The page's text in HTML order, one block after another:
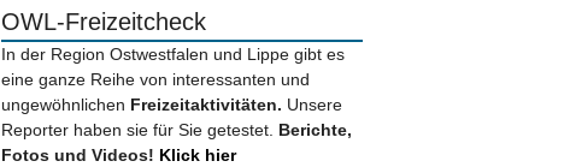
OWL-Freizeitcheck
In der Region Ostwestfalen und Lippe gibt es
eine ganze Reihe von interessanten und
ungewöhnlichen Freizeitaktivitäten. Unsere
Reporter haben sie für Sie getestet. Berichte,
Fotos und Videos! Klick hier